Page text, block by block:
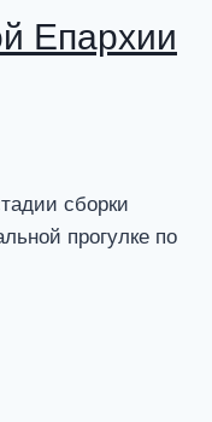
Епархии
сборки
прогулке по